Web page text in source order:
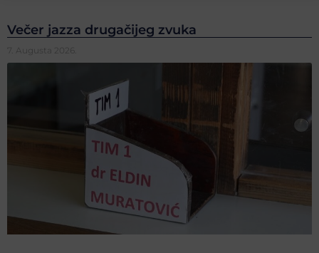
Večer jazza drugačijeg zvuka
7. Augusta 2026.